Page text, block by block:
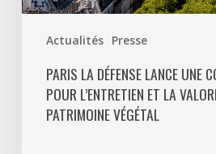
Actualités Presse
végétal
PARIS LA DÉFENSE LANCE UNE
POUR L’ENTRETIEN ET LA
PATRIMOINE VÉGÉTAL